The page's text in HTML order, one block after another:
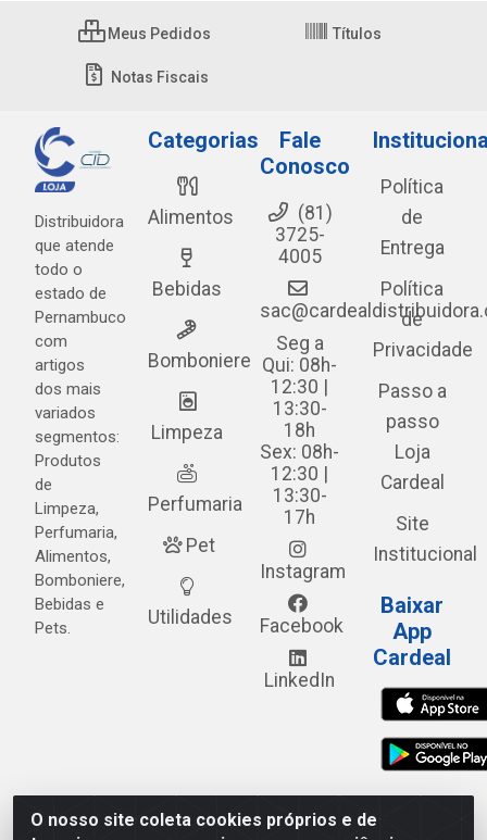
O nosso site coleta cookies próprios e de
Meus Pedidos Títulos
Notas Fiscais
Distribuidora
que atende
todo o
estado de
Pernambuco
com
artigos
dos mais
variados
segmentos:
Produtos
de
Limpeza,
Perfumaria,
Alimentos,
Bomboniere,
Bebidas e
Pets.
Categorias
Alimentos
Bebidas
Bomboniere
Limpeza
Perfumaria
Pet
Utilidades
Fale
Conosco
(81)
3725-
4005
Seg a
Qui: 08h-
12:30 |
13:30-
18h
Sex: 08h-
12:30 |
13:30-
17h
Instagram
Facebook
LinkedIn
Política
de
Entrega
Política
de
Privacidade
Passo a
passo
Loja
Cardeal
Site
Institucional
Baixar
App
Cardeal
Cardeal Distribuidora - Estrada Alto do Moura, 582 - Alto